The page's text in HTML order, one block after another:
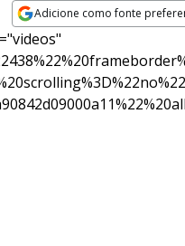
Adicione como fonte
Opens in new window